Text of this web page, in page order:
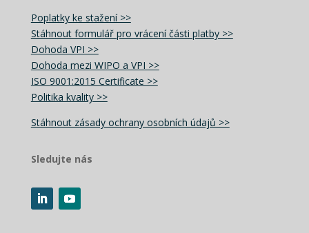
Poplatky ke stažení >>
Stáhnout formulář pro vrácení části platby >>
Dohoda VPI >>
Dohoda mezi WIPO a VPI >>
ISO 9001:2015 Certificate >>
Politika kvality >>
Stáhnout zásady ochrany osobních údajů >>
Sledujte nás